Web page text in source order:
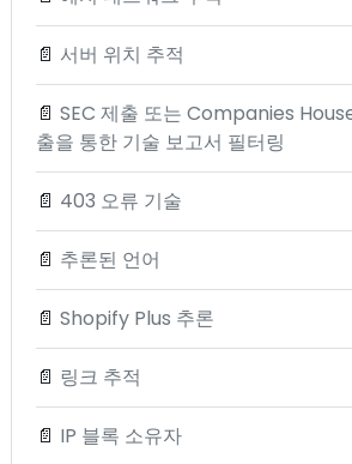
📄 서버 위치 추적
📄 SEC 제출 또는 Companies
출을 통한 기술 보고서 필터링
📄 403 오류 기술
📄 추론된 언어
📄 Shopify Plus 추론
📄 링크 추적
📄 IP 블록 소유자